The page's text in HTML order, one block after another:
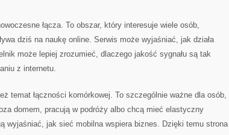
łącza. To obszar, który interesuje wiele osób,
dziś na naukę online. Serwis może wyjaśniać, jak działa
może lepiej zrozumieć, dlaczego jakość sygnału są tak
z internetu.
temat łączności komórkowej. To szczególnie ważne dla osób,
domem, pracują w podróży albo chcą mieć elastyczny
wyjaśniać, jak sieć mobilna wspiera biznes. Dzięki temu strona